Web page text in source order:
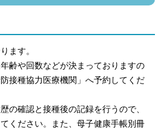
ます。
齢や回数などが決まっておりますの
接種協力医療機関」へ予約してくだ
の確認と接種後の記録を行うので、
ください。また、母子健康手帳別冊